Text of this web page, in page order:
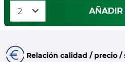
AÑADIR
Relación calidad / precio /